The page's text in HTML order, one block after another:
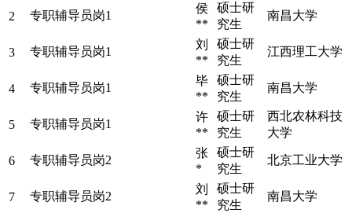
2 专职辅导员岗1
侯
**
硕士研
究生
南昌大学
3 专职辅导员岗1
刘
**
硕士研
究生
江西理工大学
4 专职辅导员岗1
毕
**
硕士研
究生
南昌大学
5 专职辅导员岗1
许
**
硕士研
究生
西北农林科技
大学
6 专职辅导员岗2
张
*
硕士研
究生
北京工业大学
7 专职辅导员岗2
刘
**
硕士研
究生
南昌大学